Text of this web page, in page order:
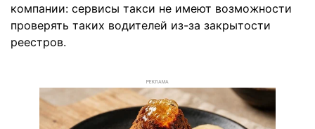
компании: сервисы такси не имеют возможности
проверять таких водителей из-за закрытости
реестров.
РЕКЛАМА